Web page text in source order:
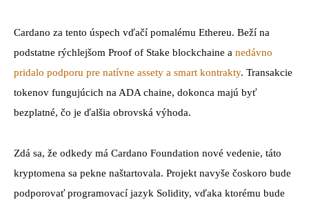
Cardano za tento úspech vďačí pomalému Ethereu. Beží na
podstatne rýchlejšom Proof of Stake blockchaine a nedávno
pridalo podporu pre natívne assety a smart kontrakty. Transakcie
tokenov fungujúcich na ADA chaine, dokonca majú byť
bezplatné, čo je ďalšia obrovská výhoda.
Zdá sa, že odkedy má Cardano Foundation nové vedenie, táto
kryptomena sa pekne naštartovala. Projekt navyše čoskoro bude
podporovať programovací jazyk Solidity, vďaka ktorému bude